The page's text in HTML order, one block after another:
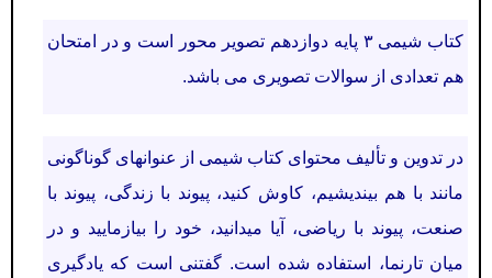
کتاب شیمی ۳ پایه دوازدهم تصویر محور است و در امتحان
هم تعدادی از سوالات تصویری می باشد.
در تدوین و تألیف محتوای کتاب شیمی از عنوانهای گوناگونی
مانند با هم بیندیشیم، کاوش کنید، پیوند با زندگی، پیوند با
صنعت، پیوند با ریاضی، آیا میدانید، خود را بیازمایید و در
میان تارنما، استفاده شده است. گفتنی است که یادگیری